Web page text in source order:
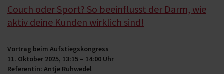
Couch oder Sport? So beeinflusst der Darm, wie
aktiv deine Kunden wirklich sind!
Vortrag beim Aufstiegskongress
11. Oktober 2025, 13:15 – 14:00 Uhr
Referentin: Antje Ruhwedel